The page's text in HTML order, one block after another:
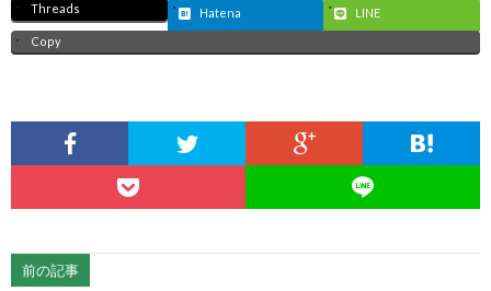
Threads
Hatena
LINE
Copy
前の記事